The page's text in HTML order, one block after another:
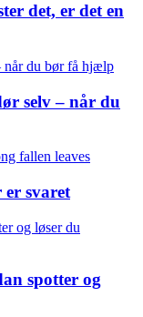
det, er det en
selv – når du
svaret
spotter og